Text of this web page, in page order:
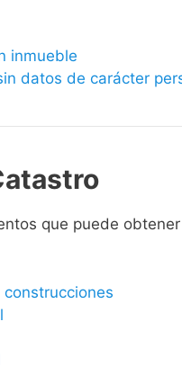
inmueble
datos de carácter
que puede